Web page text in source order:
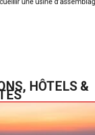
HÔTELS &